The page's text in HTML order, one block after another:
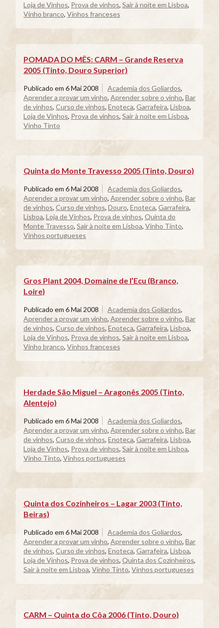
Loja de Vinhos, Prova de vinhos, Sair à noite em Lisboa,
Vinho branco, Vinhos franceses
POMADA DO MÊS: CARM – Grande Reserva
2005 (Tinto, Douro Superior)
Publicado em 6 Mai 2008 Academia dos Goliardos,
Aprender a provar um vinho, Aprender sobre o vinho, Bar
de vinhos, Curso de vinhos, Enoteca, Garrafeira, Lisboa,
Loja de Vinhos, Prova de vinhos, Sair à noite em Lisboa,
Vinho Tinto
Quinta do Monte Travesso 2005 (Tinto, Douro)
Publicado em 6 Mai 2008 Academia dos Goliardos,
Aprender a provar um vinho, Aprender sobre o vinho, Bar
de vinhos, Curso de vinhos, Douro, Enoteca, Garrafeira,
Lisboa, Loja de Vinhos, Prova de vinhos, Quinta do
Monte Travesso, Sair à noite em Lisboa, Vinho Tinto,
Vinhos portugueses
Gros Plant 2004, Domaine de l’Ecu (Branco,
Loire)
Publicado em 6 Mai 2008 Academia dos Goliardos,
Aprender a provar um vinho, Aprender sobre o vinho, Bar
de vinhos, Curso de vinhos, Enoteca, Garrafeira, Lisboa,
Loja de Vinhos, Prova de vinhos, Sair à noite em Lisboa,
Vinho branco, Vinhos franceses
Herdade São Miguel – Aragonês 2005 (Tinto,
Alentejo)
Publicado em 6 Mai 2008 Academia dos Goliardos,
Aprender a provar um vinho, Aprender sobre o vinho, Bar
de vinhos, Curso de vinhos, Enoteca, Garrafeira, Lisboa,
Loja de Vinhos, Prova de vinhos, Sair à noite em Lisboa,
Vinho Tinto, Vinhos portugueses
Quinta dos Cozinheiros – Lagar 2003 (Tinto,
Beiras)
Publicado em 6 Mai 2008 Academia dos Goliardos,
Aprender a provar um vinho, Aprender sobre o vinho, Bar
de vinhos, Curso de vinhos, Enoteca, Garrafeira, Lisboa,
Loja de Vinhos, Prova de vinhos, Quinta dos Cozinheiros,
Sair à noite em Lisboa, Vinho Tinto, Vinhos portugueses
CARM – Quinta do Côa 2006 (Tinto, Douro)